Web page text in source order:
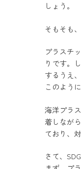
しょう。
そもそも
プラスチ
りです。
するうえ
このよう
海洋プラ
着しなが
ており、
さて、